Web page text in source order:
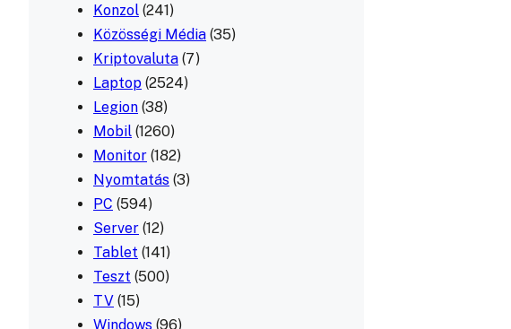
Konzol (241)
Közösségi Média (35)
Kriptovaluta (7)
Laptop (2524)
Legion (38)
Mobil (1260)
Monitor (182)
Nyomtatás (3)
PC (594)
Server (12)
Tablet (141)
Teszt (500)
TV (15)
Windows (96)